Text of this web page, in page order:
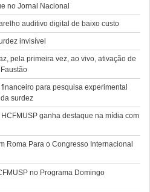
no Jornal Nacional
auditivo digital de baixo custo
invisível
pela primeira vez, ao vivo, ativação de
para pesquisa experimental
surdez
ganha destaque na mídia com
Roma Para o Congresso Internacional
no Programa Domingo